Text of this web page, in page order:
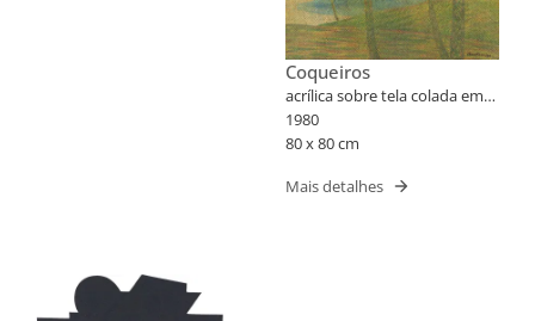
Coqueiros
acrílica sobre tela colada em
placa
1980
80 x 80 cm
Mais detalhes